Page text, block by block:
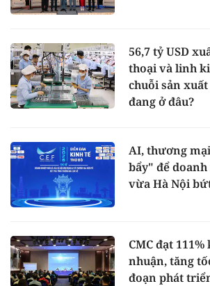
56,7 tỷ USD
thoại và linh
chuỗi sản
đang ở đâu?
AI, thương
bẩy" để
vừa Hà Nội
CMC đạt
nhuận, tăng
đoạn phát